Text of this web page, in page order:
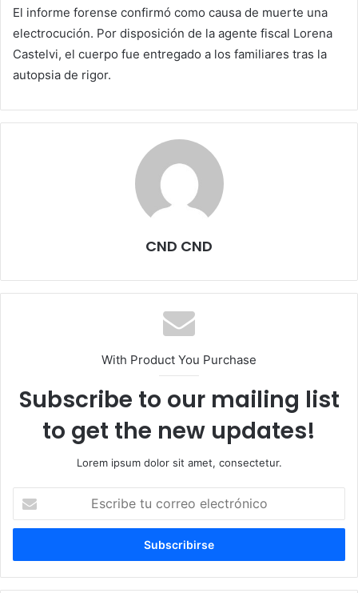
El informe forense confirmó como causa de muerte una
electrocución. Por disposición de la agente fiscal Lorena
Castelvi, el cuerpo fue entregado a los familiares tras la
autopsia de rigor.
CND CND
With Product You Purchase
Subscribe to our mailing list
to get the new updates!
Lorem ipsum dolor sit amet, consectetur.
correo